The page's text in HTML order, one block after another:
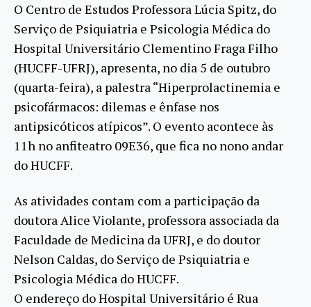
O Centro de Estudos Professora Lúcia Spitz, do
Serviço de Psiquiatria e Psicologia Médica do
Hospital Universitário Clementino Fraga Filho
(HUCFF-UFRJ), apresenta, no dia 5 de outubro
(quarta-feira), a palestra “Hiperprolactinemia e
psicofármacos: dilemas e ênfase nos
antipsicóticos atípicos”. O evento acontece às
11h no anfiteatro 09E36, que fica no nono andar
do HUCFF.
As atividades contam com a participação da
doutora Alice Violante, professora associada da
Faculdade de Medicina da UFRJ, e do doutor
Nelson Caldas, do Serviço de Psiquiatria e
Psicologia Médica do HUCFF.
O endereço do Hospital Universitário é Rua